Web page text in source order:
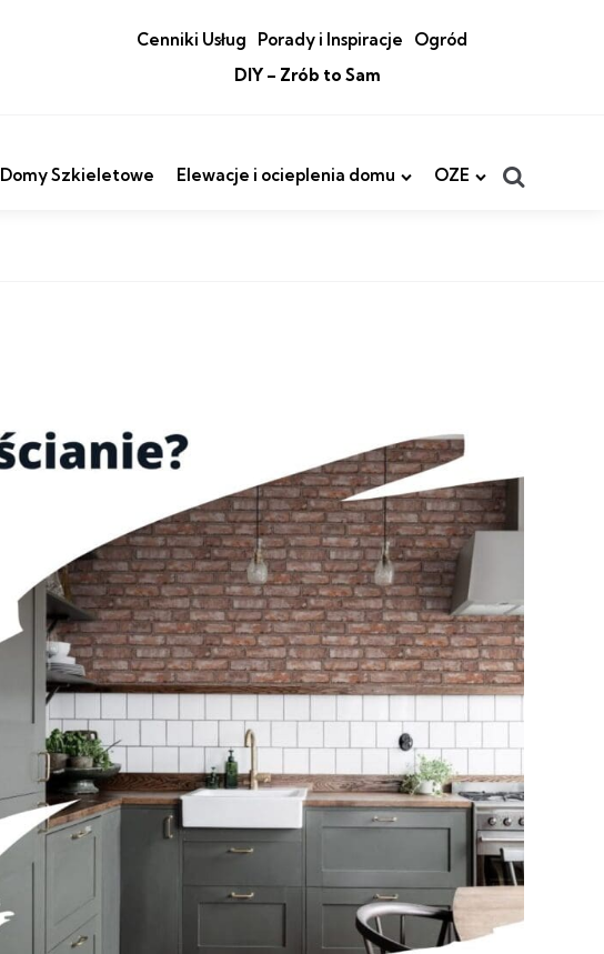
Cenniki Usług Porady i Inspiracje
Ogród
DIY – Zrób to Sam
Domy Szkieletowe Elewacje i ocieplenia domu OZE